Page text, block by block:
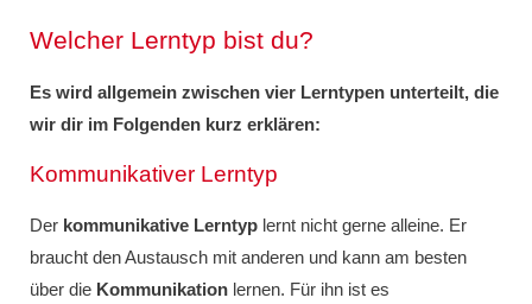
Welcher Lerntyp bist du?
Es wird allgemein zwischen vier Lerntypen unterteilt, die
wir dir im Folgenden kurz erklären:
Kommunikativer Lerntyp
Der kommunikative Lerntyp lernt nicht gerne alleine. Er
braucht den Austausch mit anderen und kann am besten
über die Kommunikation lernen. Für ihn ist es